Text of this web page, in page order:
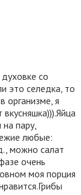
со
это селедка, то
организме, я
пару,
любые:
можно салат
очень
моя порция